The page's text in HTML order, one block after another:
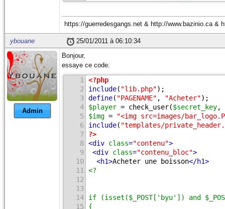
37
39
40
41
42
43
44
45
46
47
48
49
50
51
52
53
54
55
56
57
58
59
die();
if (!preg_match("/^[0-9]+$/",
{ //If username contains
$msg = "Essaye pas de
echo $msg;
}
if (!$_POST['byu1'] +
$msg = "Mmh oui et quoi
echo $msg;
die();
}
$cost = ($_POST['byu1'] +
$query = $db-
echo "<font color=white>Xp
?>
>Tu as >
<?=$player-
https://guerredesgangs.net & http://www.bazinio.ca &
ybouane 25/01/2011 à 06:10:34
Admin
Bonjour,
essaye ce code:
1
2
3
4
5
6
7
8
9
10
11
12
13
14
15
<?php
include( "lib.php");
define( "PAGENAME" , "Acheter");
$player = check_user($secret_key,
$img =
"<img src=images/
include( "templates/
?>
<div class="contenu">
<div class="contenu_bloc">
<h1>Acheter une boisson</h1>
<?
if (isset($_POST['byu']) and
{